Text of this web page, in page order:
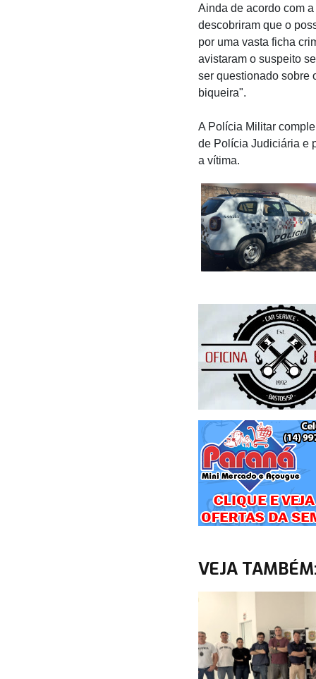
Ainda de acordo com
descobriram que o
por uma vasta ficha
avistaram o suspeito
ser questionado sobre
biqueira".
A Polícia Militar
de Polícia Judiciária e
a vítima.
VEJA